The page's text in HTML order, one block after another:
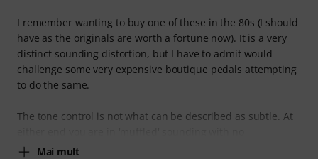
I remember wanting to buy one of these in the 80s (I should
have as the originals are worth a fortune now). It is a very
distinct sounding distortion, but I have to admit would
challenge some very expensive boutique pedals attempting
to do the same.
The tone control is not what can be described as subtle. At
Mai mult